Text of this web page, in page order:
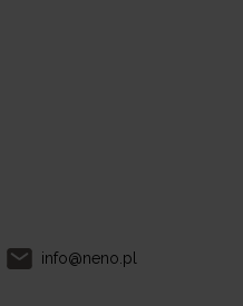
info@neno.pl